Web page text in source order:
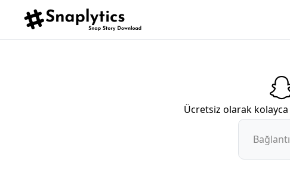
Ücretsiz olarak kolayca